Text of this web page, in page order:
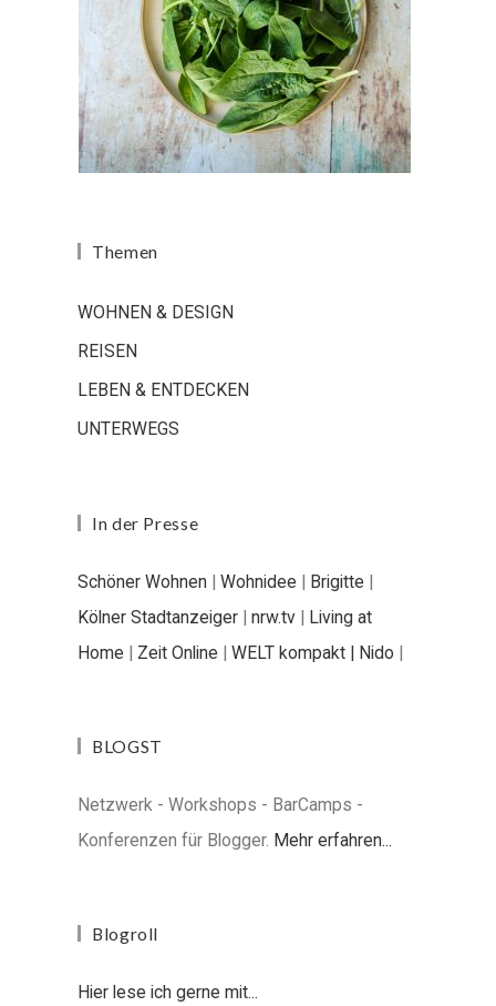
Themen
WOHNEN & DESIGN
REISEN
LEBEN & ENTDECKEN
UNTERWEGS
In der Presse
Schöner Wohnen Wohnidee Brigitte
Kölner Stadtanzeiger
nrw.tv
Living at
Home
Zeit Online WELT kompakt | Nido
BLOGST
Netzwerk - Workshops - BarCamps -
Konferenzen für Blogger. Mehr erfahren...
Blogroll
Hier lese ich gerne mit...